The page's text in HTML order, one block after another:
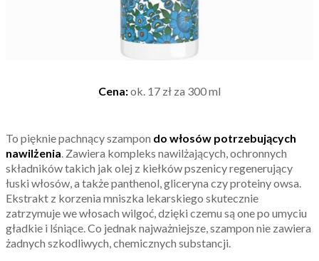
Cena:ok. 17 zł za 300 ml
To pięknie pachnący szampon do włosów potrzebujących
nawilżenia . Zawiera kompleks nawilżających, ochronnych
składników takich jak olej z kiełków pszenicy regenerujący
łuski włosów, a także panthenol, gliceryna czy proteiny owsa.
Ekstrakt z korzenia mniszka lekarskiego skutecznie
zatrzymuje we włosach wilgoć, dzięki czemu są one po umyciu
gładkie i lśniące. Co jednak najważniejsze, szampon nie zawiera
żadnych szkodliwych, chemicznych substancji.